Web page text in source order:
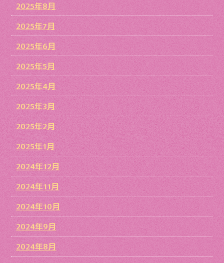
2025年8月
2025年7月
2025年6月
2025年5月
2025年4月
2025年3月
2025年2月
2025年1月
2024年12月
2024年11月
2024年10月
2024年9月
2024年8月